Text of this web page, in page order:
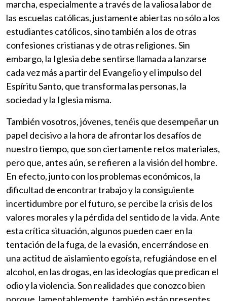
marcha, especialmente a través de la valiosa labor de
las escuelas católicas, justamente abiertas no sólo a los
estudiantes católicos, sino también a los de otras
confesiones cristianas y de otras religiones. Sin
embargo, la Iglesia debe sentirse llamada a lanzarse
cada vez más a partir del Evangelio y el impulso del
Espíritu Santo, que transforma las personas, la
sociedad y la Iglesia misma.
También vosotros, jóvenes, tenéis que desempeñar un
papel decisivo a la hora de afrontar los desafíos de
nuestro tiempo, que son ciertamente retos materiales,
pero que, antes aún, se refieren a la visión del hombre.
En efecto, junto con los problemas económicos, la
dificultad de encontrar trabajo y la consiguiente
incertidumbre por el futuro, se percibe la crisis de los
valores morales y la pérdida del sentido de la vida. Ante
esta crítica situación, algunos pueden caer en la
tentación de la fuga, de la evasión, encerrándose en
una actitud de aislamiento egoísta, refugiándose en el
alcohol, en las drogas, en las ideologías que predican el
odio y la violencia. Son realidades que conozco bien
porque, lamentablemente, también están presentes